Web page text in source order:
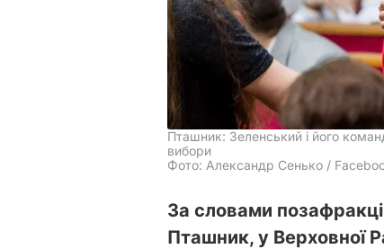
Пташник: Зеленський і його
вибори
Фото: Александр Сенько /
За словами
Пташник, у Верховної